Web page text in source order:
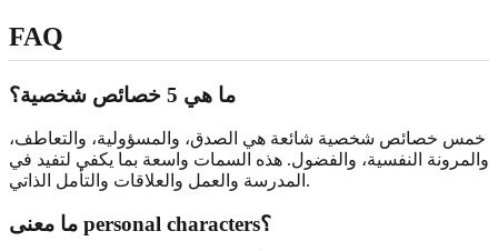
FAQ
ما هي 5 خصائص شخصية؟
خمس خصائص شخصية شائعة هي الصدق، والمسؤولية، والتعاطف،
والمرونة النفسية، والفضول. هذه السمات واسعة بما يكفي لتفيد في
المدرسة والعمل والعلاقات والتأمل الذاتي.
ما معنى personal characters؟